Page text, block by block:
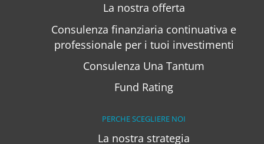
La nostra offerta
Consulenza finanziaria continuativa e
professionale per i tuoi investimenti
Consulenza Una Tantum
Fund Rating
PERCHE SCEGLIERE NOI
La nostra strategia